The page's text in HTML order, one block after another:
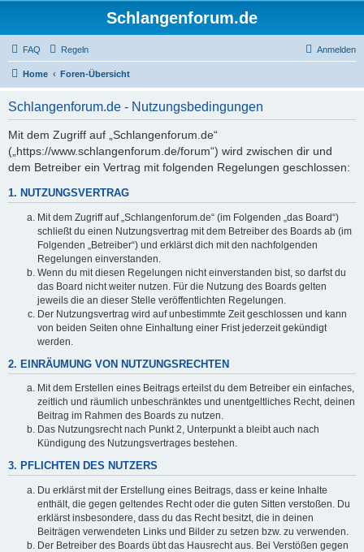
Schlangenforum.de
FAQ Regeln Anmelden
Home Foren-Übersicht
Schlangenforum.de - Nutzungsbedingungen
Mit dem Zugriff auf „Schlangenforum.de“
(„https://www.schlangenforum.de/forum“) wird zwischen dir und
dem Betreiber ein Vertrag mit folgenden Regelungen geschlossen:
1. NUTZUNGSVERTRAG
Mit dem Zugriff auf „Schlangenforum.de“ (im Folgenden „das Board“)
schließt du einen Nutzungsvertrag mit dem Betreiber des Boards ab (im
Folgenden „Betreiber“) und erklärst dich mit den nachfolgenden
Regelungen einverstanden.
Wenn du mit diesen Regelungen nicht einverstanden bist, so darfst du
das Board nicht weiter nutzen. Für die Nutzung des Boards gelten
jeweils die an dieser Stelle veröffentlichten Regelungen.
Der Nutzungsvertrag wird auf unbestimmte Zeit geschlossen und kann
von beiden Seiten ohne Einhaltung einer Frist jederzeit gekündigt
werden.
2. EINRÄUMUNG VON NUTZUNGSRECHTEN
Mit dem Erstellen eines Beitrags erteilst du dem Betreiber ein einfaches,
zeitlich und räumlich unbeschränktes und unentgeltliches Recht, deinen
Beitrag im Rahmen des Boards zu nutzen.
Das Nutzungsrecht nach Punkt 2, Unterpunkt a bleibt auch nach
Kündigung des Nutzungsvertrages bestehen.
3. PFLICHTEN DES NUTZERS
Du erklärst mit der Erstellung eines Beitrags, dass er keine Inhalte
enthält, die gegen geltendes Recht oder die guten Sitten verstoßen. Du
erklärst insbesondere, dass du das Recht besitzt, die in deinen
Beiträgen verwendeten Links und Bilder zu setzen bzw. zu verwenden.
Der Betreiber des Boards übt das Hausrecht aus. Bei Verstößen gegen